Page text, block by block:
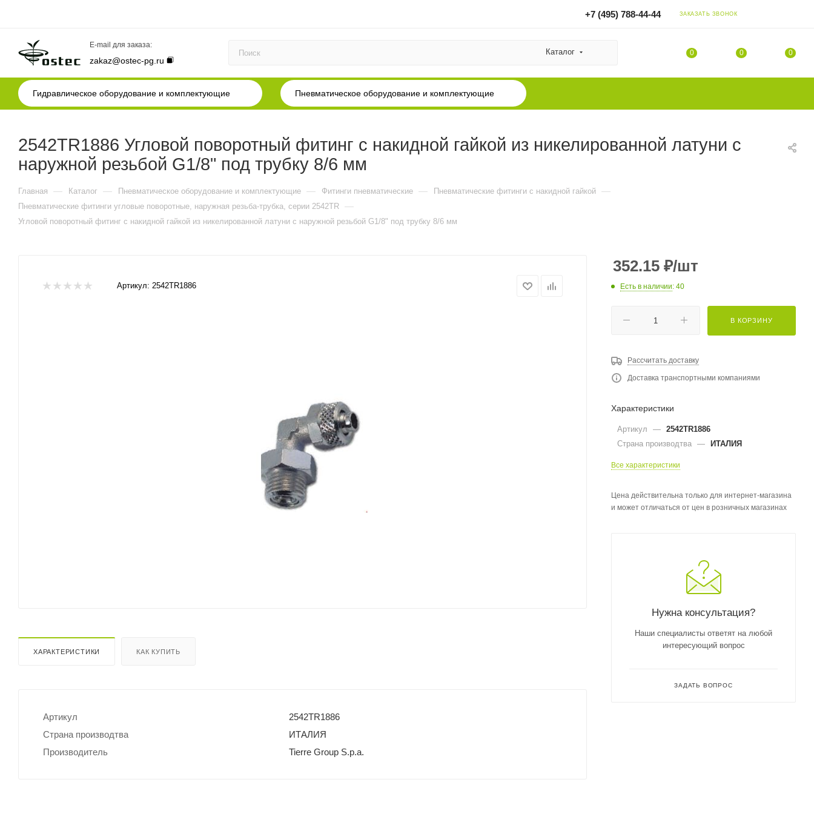
+7 (495) 788-44-44 ЗАКАЗАТЬ ЗВОНОК
E-mail для заказа:
zakaz@ostec-pg.ru
Каталог 0 0 0
Гидравлическое оборудование и комплектующие Пневматическое оборудование и комплектующие
2542TR1886 Угловой поворотный фитинг с накидной гайкой из никелированной латуни с
наружной резьбой G1/8" под трубку 8/6 мм
Главная — Каталог — Пневматическое оборудование и комплектующие — Фитинги пневматические — Пневматические фитинги с накидной гайкой —
Пневматические фитинги угловые поворотные, наружная резьба-трубка, серии 2542TR —
Угловой поворотный фитинг с накидной гайкой из никелированной латуни с наружной резьбой G1/8" под трубку 8/6 мм
Артикул: 2542TR1886
ХАРАКТЕРИСТИКИ КАК КУПИТЬ
Артикул
2542TR1886
Страна производтва
ИТАЛИЯ
Производитель
Tierre Group S.p.a.
352.15 ₽/шт
Есть в наличии: 40
В КОРЗИНУ
Рассчитать доставку
Доставка транспортными компаниями
Характеристики
Артикул — 2542TR1886
Страна производтва — ИТАЛИЯ
Все характеристики
Цена действительна только для интернет-магазина
и может отличаться от цен в розничных магазинах
Нужна консультация?
Наши специалисты ответят на любой
интересующий вопрос
ЗАДАТЬ ВОПРОС